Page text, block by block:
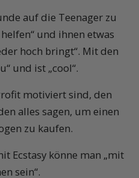
auf die Teenager zu
und ihnen etwas
hoch bringt“. Mit den
und ist „cool“.
motiviert sind, den
alles sagen, um einen
zu kaufen.
Ecstasy könne man „mit
sein“.